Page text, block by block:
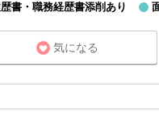
書・職務経歴書添削あり
気になる